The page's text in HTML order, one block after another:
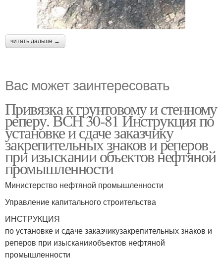
читать дальше →
Вас может заинтересовать
Привязка к грунтовому и стенному
реперу. ВСН 30-81 Инструкция по
установке и сдаче заказчику
закрепительных знаков и реперов
при изыскании объектов нефтяной
промышленности
Министерство нефтяной промышленности
Управление капитального строительства
ИНСТРУКЦИЯ
по установке и сдаче заказчикузакрепительных знаков и
реперов при изысканииобъектов нефтяной
промышленности